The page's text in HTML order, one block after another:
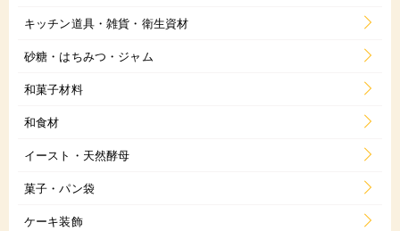
キッチン道具・雑貨・衛生資材
砂糖・はちみつ・ジャム
和菓子材料
和食材
イースト・天然酵母
菓子・パン袋
ケーキ装飾